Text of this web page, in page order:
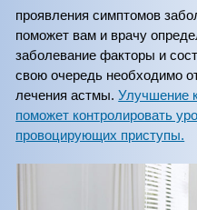
проявления симптомов
поможет вам и врачу
заболевание факторы и
свою очередь необходимо
лечения астмы.Улучшение
поможет контролировать
провоцирующих приступы.